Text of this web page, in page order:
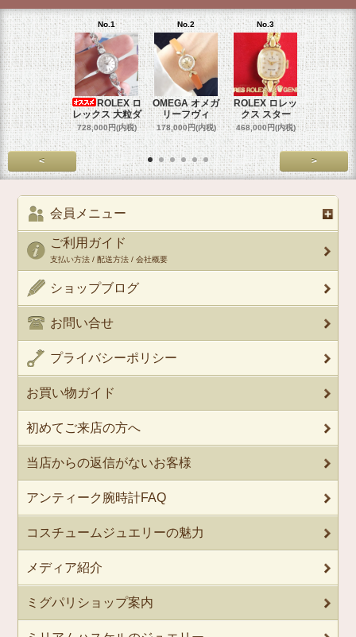
No.1
ROLEX ロ
レックス 大粒ダ
728,000円(内税)
No.2
OMEGA オメガ
リーフヴィ
178,000円(内税)
No.3
ROLEX ロレッ
クス スター
468,000円(内税)
No.4
ROLEX
クス
458,000円
< >
会員メニュー
ご利用ガイド
支払い方法 / 配送方法 / 会社概要
ショップブログ
お問い合せ
プライバシーポリシー
お買い物ガイド
初めてご来店の方へ
当店からの返信がないお客様
アンティーク腕時計FAQ
コスチュームジュエリーの魅力
メディア紹介
ミグパリショップ案内